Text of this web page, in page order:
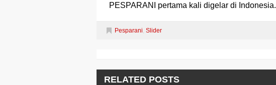
PESPARANI pertama kali digelar di Indonesia.
Pesparani Slider
RELATED POSTS